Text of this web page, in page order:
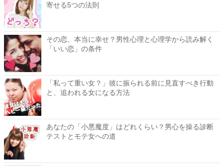
寄せる5つの法則
その恋、本当に幸せ？男性心理と心理学から読み解く
「いい恋」の条件
「私って重い女？」彼に振られる前に見直すべき行動
と、追われる女になる方法
あなたの「小悪魔度」はどれくらい？男心を操る診断
テストとモテ女への道